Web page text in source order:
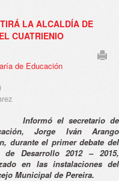
LA ALCALDÍA DE
CUATRIENIO
de Educación
el secretario de
Jorge Iván Arango
durante el primer debate del
de Desarrollo 2012 – 2015,
en las instalaciones del
Municipal de Pereira.